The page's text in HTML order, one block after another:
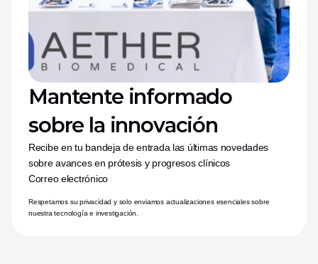
Mantente informado
sobre la innovación
Recibe en tu bandeja de entrada las últimas novedades
sobre avances en prótesis y progresos clínicos
Correo electrónico
Respetamos su privacidad y solo enviamos actualizaciones esenciales sobre
nuestra tecnología e investigación.